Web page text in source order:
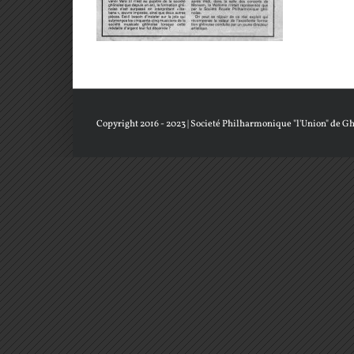
Copyright 2016 - 2023 |Societé Philharmonique "l'Union" de